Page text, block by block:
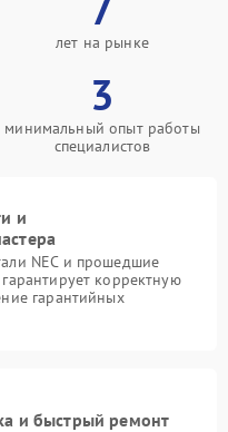
лет на рынке
3
минимальный опыт работы
специалистов
и
NEC и прошедшие
корректную
гарантийных
и быстрый ремонт